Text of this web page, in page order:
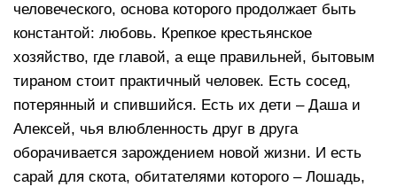
человеческого, основа которого продолжает быть
константой: любовь. Крепкое крестьянское
хозяйство, где главой, а еще правильней, бытовым
тираном стоит практичный человек. Есть сосед,
потерянный и спившийся. Есть их дети – Даша и
Алексей, чья влюбленность друг в друга
оборачивается зарождением новой жизни. И есть
сарай для скота, обитателями которого – Лошадь,